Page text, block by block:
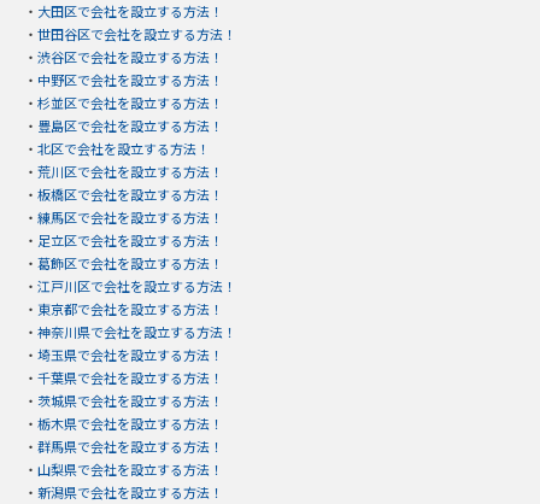
・ 大田区で会社を設立する方法！
・ 世田谷区で会社を設立する方法！
・ 渋谷区で会社を設立する方法！
・ 中野区で会社を設立する方法！
・ 杉並区で会社を設立する方法！
・ 豊島区で会社を設立する方法！
・ 北区で会社を設立する方法！
・ 荒川区で会社を設立する方法！
・ 板橋区で会社を設立する方法！
・ 練馬区で会社を設立する方法！
・ 足立区で会社を設立する方法！
・ 葛飾区で会社を設立する方法！
・ 江戸川区で会社を設立する方法！
・ 東京都で会社を設立する方法！
・ 神奈川県で会社を設立する方法！
・ 埼玉県で会社を設立する方法！
・ 千葉県で会社を設立する方法！
・ 茨城県で会社を設立する方法！
・ 栃木県で会社を設立する方法！
・ 群馬県で会社を設立する方法！
・ 山梨県で会社を設立する方法！
・ 新潟県で会社を設立する方法！